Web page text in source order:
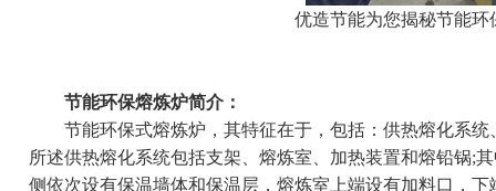
优造节能为您揭秘节能环
节能环保熔炼炉简介：
节能环保式熔炼炉，其特征在于，包括：供热熔化系统
所述供热熔化系统包括支架、熔炼室、加热装置和熔铅锅;
侧依次设有保温墙体和保温层，熔炼室上端设有加料口，